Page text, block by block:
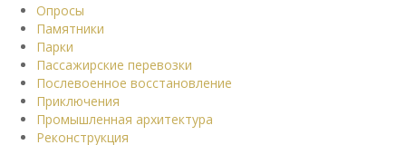
Опросы
Памятники
Парки
Пассажирские перевозки
Послевоенное восстановление
Приключения
Промышленная архитектура
Реконструкция